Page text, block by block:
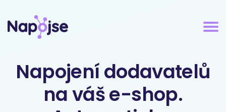
Napojení dodavatelů
na váš e-shop.